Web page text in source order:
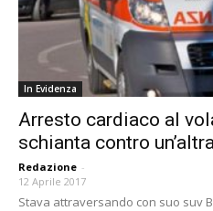
In Evidenza
Arresto cardiaco al
schianta contro
Redazione -
12 Aprile 2017
Stava attraversando con suo suv